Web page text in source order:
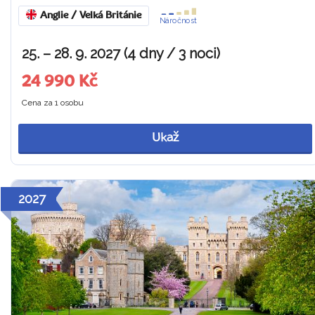
Anglie / Velká Británie
Náročnost
25. – 28. 9. 2027 (4 dny / 3 noci)
24 990 Kč
Cena za 1 osobu
Ukaž
2027